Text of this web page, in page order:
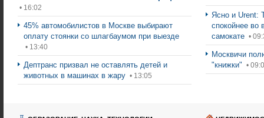
• 16:02
45% автомобилистов в Москве выбирают
оплату стоянки со шлагбаумом при выезде
• 13:40
Дептранс призвал не оставлять детей и
животных в машинах в жару • 13:05
Ясно и Urent:
спокойнее во
самокате •
Москвичи
"книжки" •